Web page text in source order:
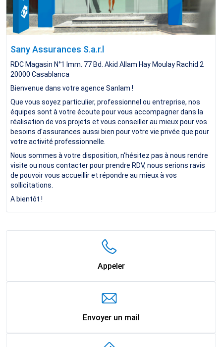
Sany Assurances S.a.r.l
RDC Magasin N°1 Imm. 77 Bd. Akid Allam Hay Moulay Rachid 2
20000 Casablanca
Bienvenue dans votre agence Sanlam !
Que vous soyez particulier, professionnel ou entreprise, nos
équipes sont à votre écoute pour vous accompagner dans la
réalisation de vos projets et vous conseiller au mieux pour vos
besoins d'assurances aussi bien pour votre vie privée que pour
votre activité professionnelle.
Nous sommes à votre disposition, n'hésitez pas à nous rendre
visite ou nous contacter pour prendre RDV, nous serions ravis
de pouvoir vous accueillir et répondre au mieux à vos
sollicitations.
A bientôt !
Appeler
Envoyer un mail